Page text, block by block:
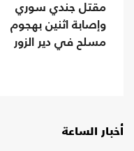
مقتل جندي سوري
وإصابة اثنين بهجوم
مسلح في دير الزور
أخبار الساعة